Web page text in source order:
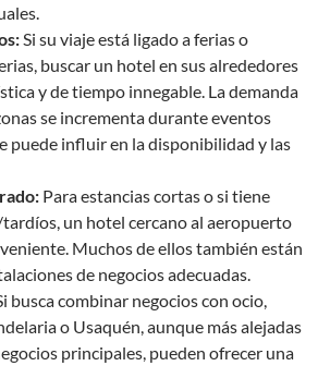
Si su viaje está ligado a ferias o
buscar un hotel en sus alrededores
y de tiempo innegable. La demanda
se incrementa durante eventos
puede influir en la disponibilidad y las
Para estancias cortas o si tiene
un hotel cercano al aeropuerto
Muchos de ellos también están
de negocios adecuadas.
busca combinar negocios con ocio,
o Usaquén, aunque más alejadas
principales, pueden ofrecer una